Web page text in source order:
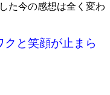
た今の感想は全く変わ
と笑顔が止まら